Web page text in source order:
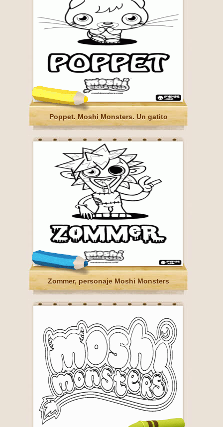
Poppet. Moshi Monsters. Un gatito
Zommer, personaje Moshi Monsters